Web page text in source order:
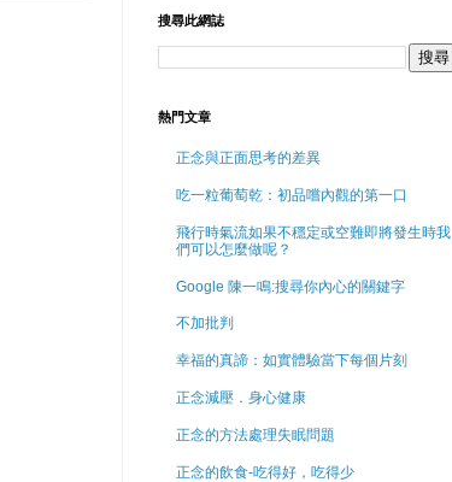
搜尋此網誌
熱門文章
正念與正面思考的差異
吃一粒葡萄乾：初品嚐內觀的第一口
飛行時氣流如果不穩定或空難即將發生時我
們可以怎麼做呢？
Google 陳一鳴:搜尋你內心的關鍵字
不加批判
幸福的真諦：如實體驗當下每個片刻
正念減壓．身心健康
正念的方法處理失眠問題
正念的飲食-吃得好，吃得少